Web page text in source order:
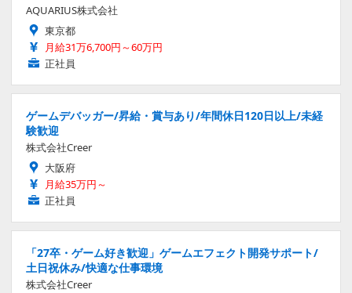
AQUARIUS株式会社
東京都
月給31万6,700円～60万円
正社員
ゲームデバッガー/昇給・賞与あり/年間休日120日以上/未経
験歓迎
株式会社Creer
大阪府
月給35万円～
正社員
「27卒・ゲーム好き歓迎」ゲームエフェクト開発サポート/
土日祝休み/快適な仕事環境
株式会社Creer